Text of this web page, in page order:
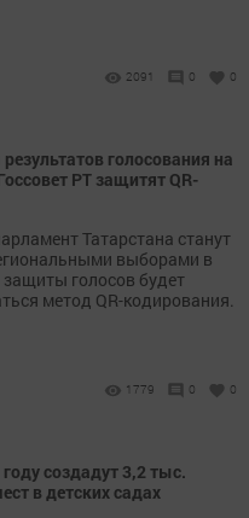
2091 0 0
голосования на
РТ защитят QR-
Татарстана станут
выборами в
голосов будет
метод QR-кодирования.
1779 0 0
создадут 3,2 тыс.
в детских садах